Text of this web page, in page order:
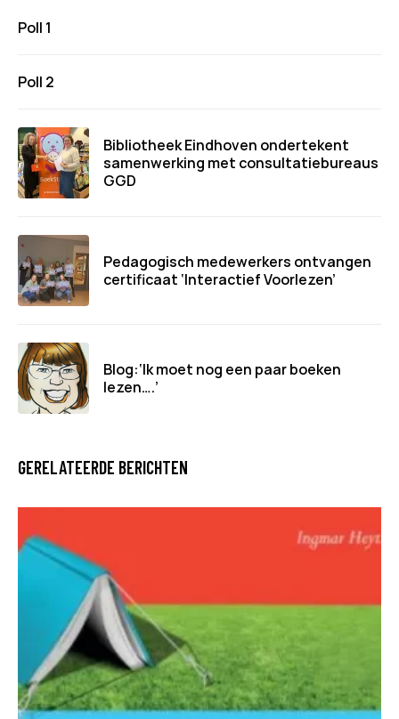
Poll 1
Poll 2
Bibliotheek Eindhoven ondertekent
samenwerking met consultatiebureaus
GGD
Pedagogisch medewerkers ontvangen
certificaat ‘Interactief Voorlezen’
Blog:‘Ik moet nog een paar boeken
lezen….’
GERELATEERDE BERICHTEN